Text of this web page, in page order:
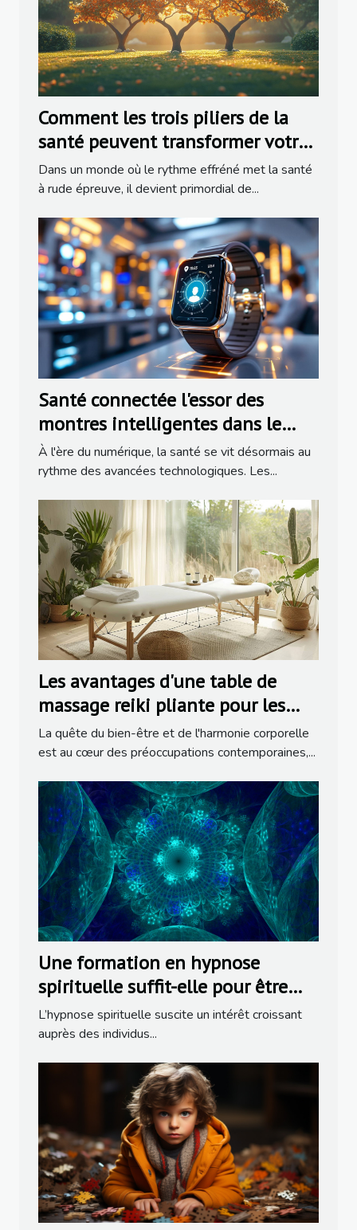
Comment les trois piliers de la
santé peuvent transformer votre
vie
Dans un monde où le rythme effréné met la santé
à rude épreuve, il devient primordial de...
Santé connectée l'essor des
montres intelligentes dans le
suivi du bien-être
À l'ère du numérique, la santé se vit désormais au
rythme des avancées technologiques. Les...
Les avantages d'une table de
massage reiki pliante pour les
thérapeutes
La quête du bien-être et de l'harmonie corporelle
est au cœur des préoccupations contemporaines,...
Une formation en hypnose
spirituelle suffit-elle pour être
praticien ?
L’hypnose spirituelle suscite un intérêt croissant
auprès des individus...